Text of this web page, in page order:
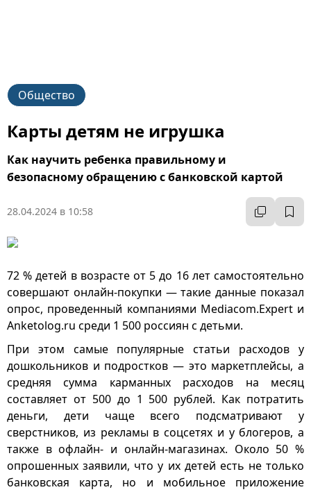
Общество
Карты детям не игрушка
Как научить ребенка правильному и
безопасному обращению с банковской картой
28.04.2024 в 10:58
72 % детей в возрасте от 5 до 16 лет самостоятельно
совершают онлайн-покупки — такие данные показал
опрос, проведенный компаниями Mediacom.Expert и
Anketolog.ru среди 1 500 россиян с детьми.
При этом самые популярные статьи расходов у
дошкольников и подростков — это маркетплейсы, а
средняя сумма карманных расходов на месяц
составляет от 500 до 1 500 рублей. Как потратить
деньги, дети чаще всего подсматривают у
сверстников, из рекламы в соцсетях и у блогеров, а
также в офлайн- и онлайн-магазинах. Около 50 %
опрошенных заявили, что у их детей есть не только
банковская карта, но и мобильное приложение